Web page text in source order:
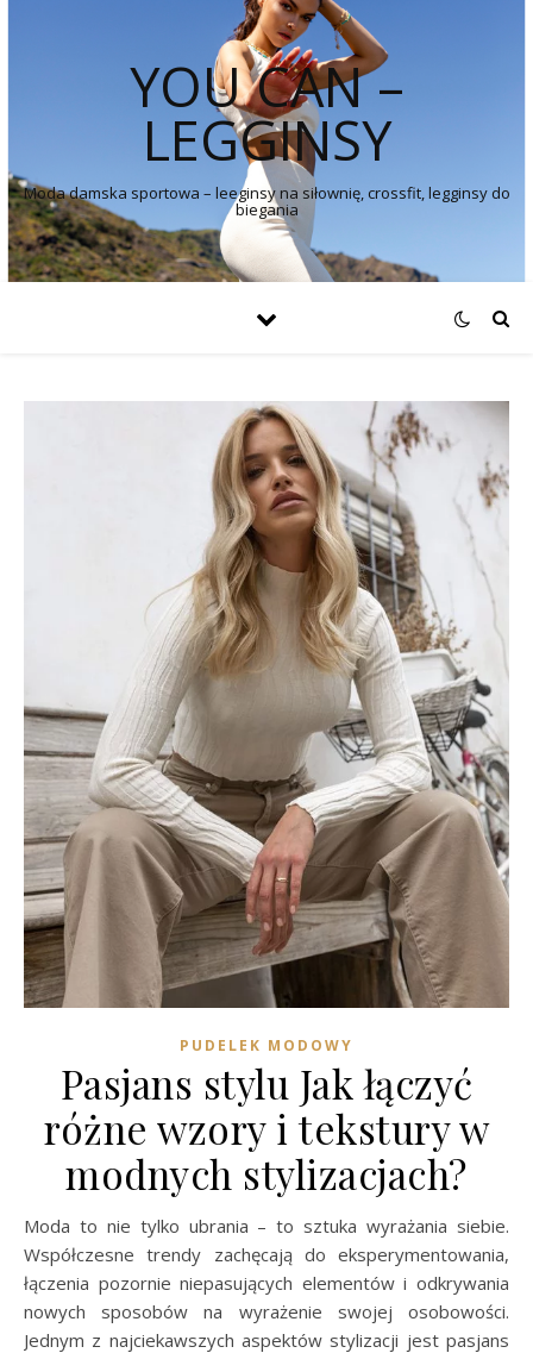
YOU CAN –
LEGGINSY
Moda damska sportowa – leeginsy na siłownię, crossfit, legginsy do
biegania
PUDELEK MODOWY
Pasjans stylu Jak łączyć
różne wzory i tekstury w
modnych stylizacjach?
Moda to nie tylko ubrania – to sztuka wyrażania siebie.
Współczesne trendy zachęcają do eksperymentowania,
łączenia pozornie niepasujących elementów i odkrywania
nowych sposobów na wyrażenie swojej osobowości.
Jednym z najciekawszych aspektów stylizacji jest pasjans